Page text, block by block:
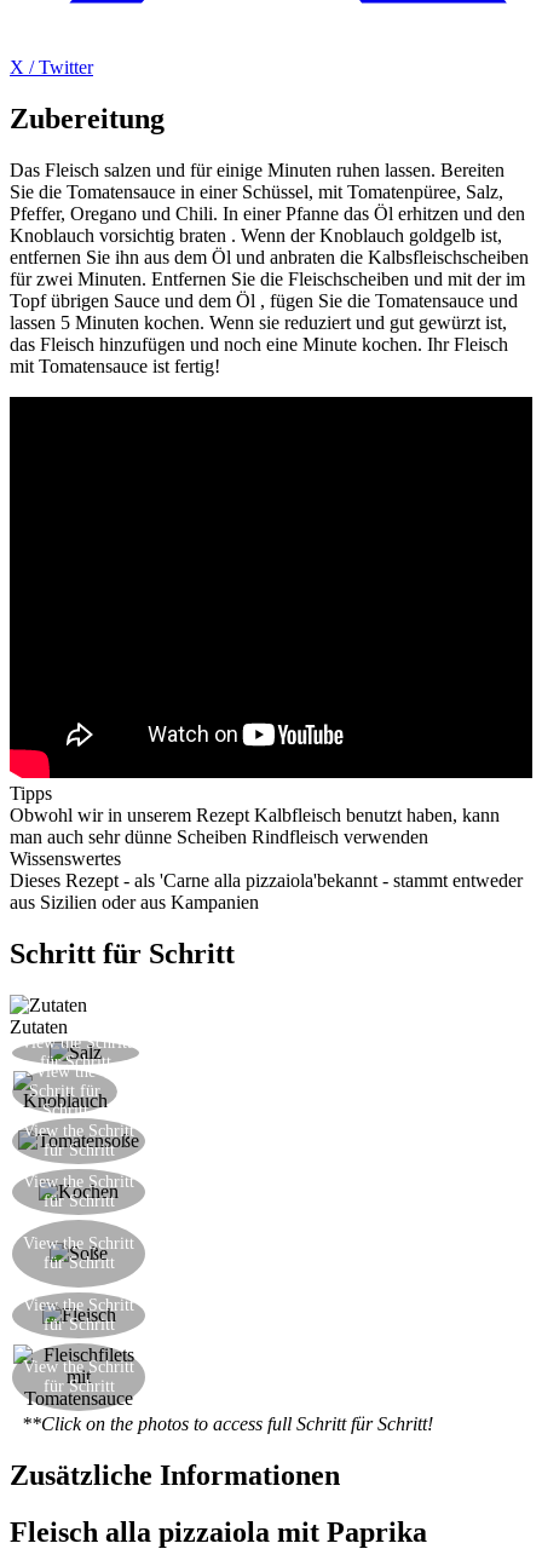
X / Twitter
Zubereitung
Das Fleisch salzen und für einige Minuten ruhen lassen. Bereiten
Sie die Tomatensauce in einer Schüssel, mit Tomatenpüree, Salz,
Pfeffer, Oregano und Chili. In einer Pfanne das Öl erhitzen und den
Knoblauch vorsichtig braten . Wenn der Knoblauch goldgelb ist,
entfernen Sie ihn aus dem Öl und anbraten die Kalbsfleischscheiben
für zwei Minuten. Entfernen Sie die Fleischscheiben und mit der im
Topf übrigen Sauce und dem Öl , fügen Sie die Tomatensauce und
lassen 5 Minuten kochen. Wenn sie reduziert und gut gewürzt ist,
das Fleisch hinzufügen und noch eine Minute kochen. Ihr Fleisch
mit Tomatensauce ist fertig!
Tipps
Obwohl wir in unserem Rezept Kalbfleisch benutzt haben, kann
man auch sehr dünne Scheiben Rindfleisch verwenden
Wissenswertes
Dieses Rezept - als 'Carne alla pizzaiola'bekannt - stammt entweder
aus Sizilien oder aus Kampanien
Schritt für Schritt
Zutaten
View the Schritt
für Schritt
View the
Schritt für
Schritt
View the Schritt
für Schritt
View the Schritt
für Schritt
View the Schritt
für Schritt
View the Schritt
für Schritt
View the Schritt
für Schritt
**Click on the photos to access full Schritt für Schritt!
Zusätzliche Informationen
Fleisch alla pizzaiola mit Paprika